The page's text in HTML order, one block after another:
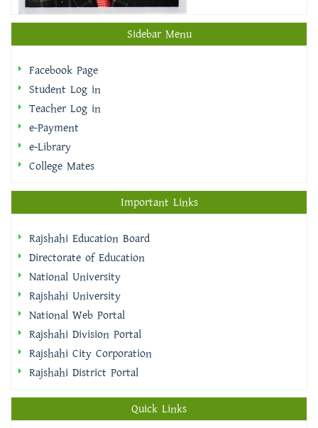
Sidebar Menu
Facebook Page
Student Log in
Teacher Log in
e-Payment
e-Library
College Mates
Important Links
Rajshahi Education Board
Directorate of Education
National University
Rajshahi University
National Web Portal
Rajshahi Division Portal
Rajshahi City Corporation
Rajshahi District Portal
Quick Links